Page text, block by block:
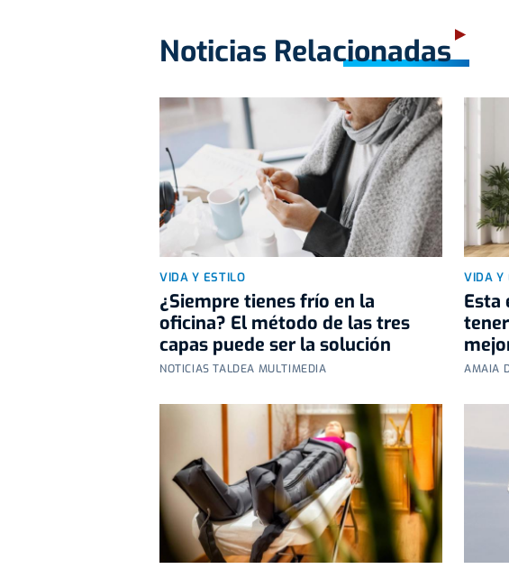
Noticias Relacionadas
VIDA Y ESTILO
¿Siempre tienes frío en la
oficina? El método de las tres
capas puede ser la solución
NOTICIAS TALDEA MULTIMEDIA
VIDA Y
Esta
AMAIA